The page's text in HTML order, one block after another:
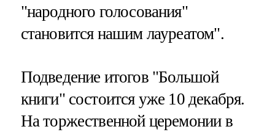
"народного голосования"
становится нашим лауреатом".
Подведение итогов "Большой
книги" состоится уже 10 декабря.
На торжественной церемонии в